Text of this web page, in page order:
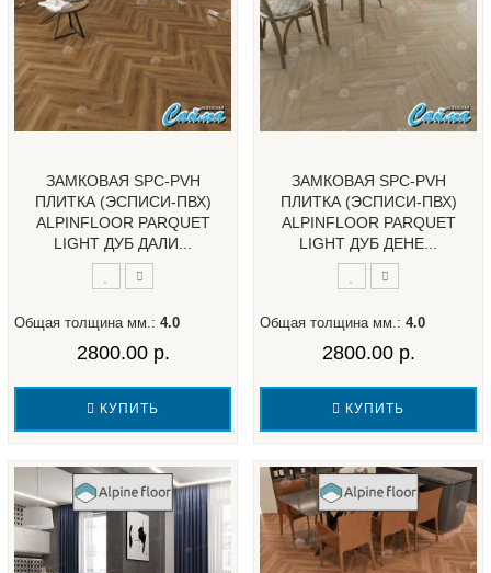
ЗАМКОВАЯ SPC-PVH
ПЛИТКА (ЭСПИСИ-ПВХ)
ALPINFLOOR PARQUET
LIGHT ДУБ ДАЛИ...
Общая толщина мм.: 4.0
2800.00 р.
КУПИТЬ
ЗАМКОВАЯ SPC-PVH
ПЛИТКА (ЭСПИСИ-ПВХ)
ALPINFLOOR PARQUET
LIGHT ДУБ ДЕНЕ...
Общая толщина мм.: 4.0
2800.00 р.
КУПИТЬ